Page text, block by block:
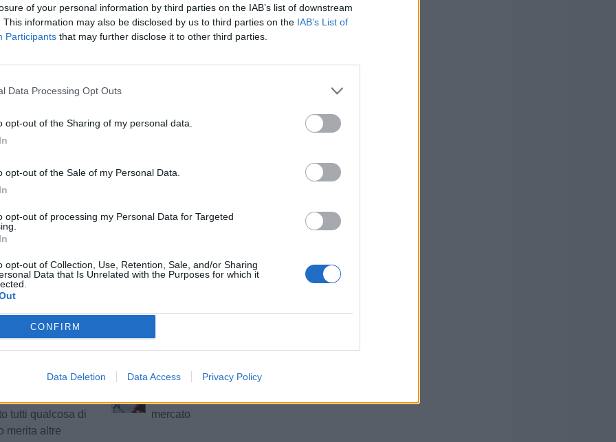
of your personal information by third parties on the IAB’s list of downstream
This information may also be disclosed by us to third parties on the IAB’s List of
Participants that may further disclose it to other third parties.
Data Processing Opt Outs
opt-out of the Sharing of my personal data.
opt-out of the Sale of my Personal Data.
opt-out of processing my Personal Data for Targeted
opt-out of Collection, Use, Retention, Sale, and/or Sharing
Data that Is Unrelated with the Purposes for which it
CONFIRM
Data Deletion Data Access Privacy Policy
maglia è
l'Arandina nella prima
Enna, Marco
il nuovo
ds: il
Ragusa, raffica di
Sarr: l'ex Inter
il reparto
esperienza per l'attacco
l'addio di
tutti qualcosa di
merita altre
Nissa, Reggina e
mercato